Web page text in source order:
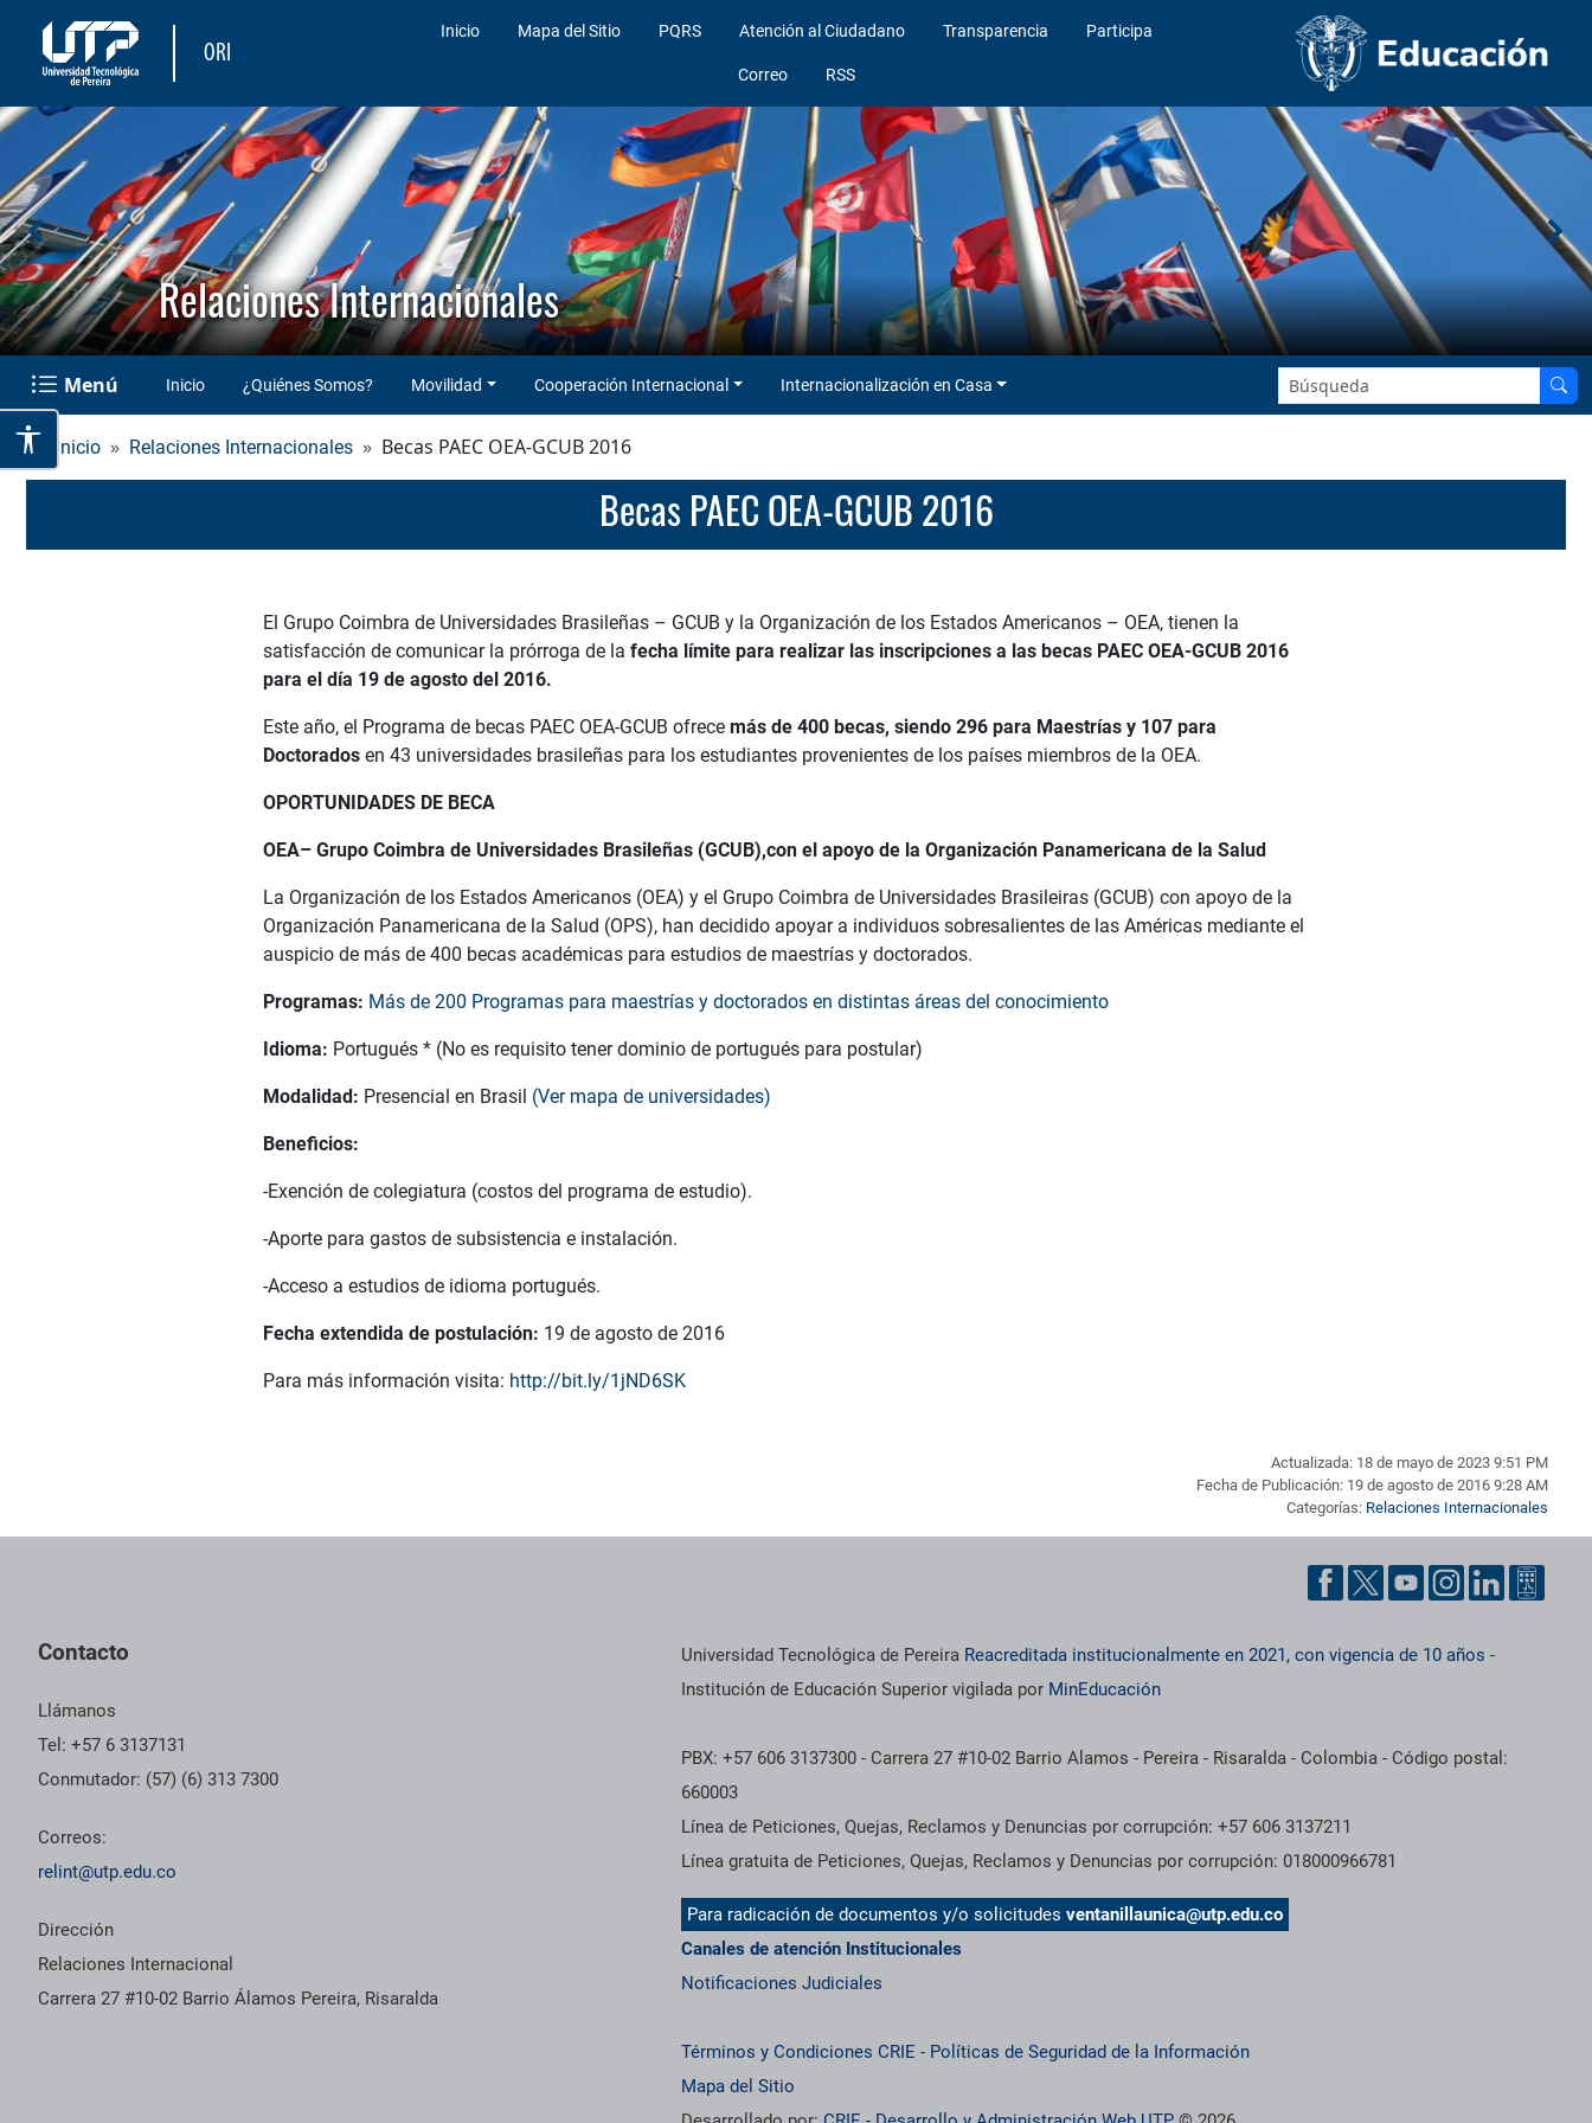
ORI
Inicio Mapa del Sitio PQRS Atención al Ciudadano Transparencia Participa
Correo RSS
Relaciones Internacionales
Menú Inicio ¿Quiénes Somos? Movilidad Cooperación Internacional Internacionalización en Casa Buscar en el sitio:
Inicio Relaciones Internacionales Becas PAEC OEA-GCUB 2016
Becas PAEC OEA-GCUB 2016
El Grupo Coimbra de Universidades Brasileñas – GCUB y la Organización de los Estados Americanos – OEA, tienen la
satisfacción de comunicar la prórroga de la fecha límite para realizar las inscripciones a las becas PAEC OEA-GCUB 2016
para el día 19 de agosto del 2016.
Este año, el Programa de becas PAEC OEA-GCUB ofrece más de 400 becas, siendo 296 para Maestrías y 107 para
Doctorados en 43 universidades brasileñas para los estudiantes provenientes de los países miembros de la OEA.
OPORTUNIDADES DE BECA
OEA– Grupo Coimbra de Universidades Brasileñas (GCUB),con el apoyo de la Organización Panamericana de la Salud
La Organización de los Estados Americanos (OEA) y el Grupo Coimbra de Universidades Brasileiras (GCUB) con apoyo de la
Organización Panamericana de la Salud (OPS), han decidido apoyar a individuos sobresalientes de las Américas mediante el
auspicio de más de 400 becas académicas para estudios de maestrías y doctorados.
Programas: Más de 200 Programas para maestrías y doctorados en distintas áreas del conocimiento
Idioma: Portugués * (No es requisito tener dominio de portugués para postular)
Modalidad: Presencial en Brasil (Ver mapa de universidades)
Beneficios:
-Exención de colegiatura (costos del programa de estudio).
-Aporte para gastos de subsistencia e instalación.
-Acceso a estudios de idioma portugués.
Fecha extendida de postulación: 19 de agosto de 2016
Para más información visita: http://bit.ly/1jND6SK
Actualizada: 18 de mayo de 2023 9:51 PM
Fecha de Publicación: 19 de agosto de 2016 9:28 AM
Categorías: Relaciones Internacionales
Contacto
Llámanos
Tel: +57 6 3137131
Conmutador: (57) (6) 313 7300
Correos:
relint@utp.edu.co
Dirección
Relaciones Internacional
Carrera 27 #10-02 Barrio Álamos Pereira, Risaralda
Información institucional
Universidad Tecnológica de Pereira Reacreditada institucionalmente en 2021, con vigencia de 10 años -
Institución de Educación Superior vigilada por MinEducación
PBX: +57 606 3137300 - Carrera 27 #10-02 Barrio Alamos - Pereira - Risaralda - Colombia - Código postal:
660003
Línea de Peticiones, Quejas, Reclamos y Denuncias por corrupción: +57 606 3137211
Línea gratuita de Peticiones, Quejas, Reclamos y Denuncias por corrupción: 018000966781
Para radicación de documentos y/o solicitudesventanillaunica@utp.edu.co
Canales de atención Institucionales
Notificaciones Judiciales
Términos y Condiciones CRIE - Políticas de Seguridad de la Información
Mapa del Sitio